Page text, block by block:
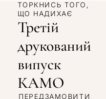
ТОРКНИСЬ ТОГО,
ЩО НАДИХАЄ
Третій
друкований
випуск
КАМО
ПЕРЕДЗАМОВИТИ